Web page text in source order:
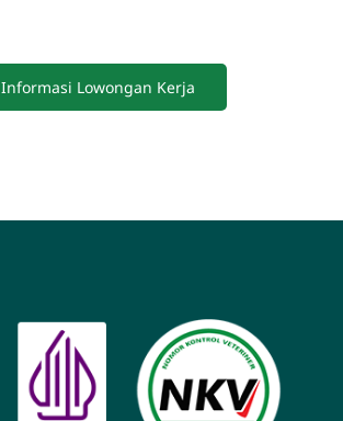
Informasi Lowongan Kerja